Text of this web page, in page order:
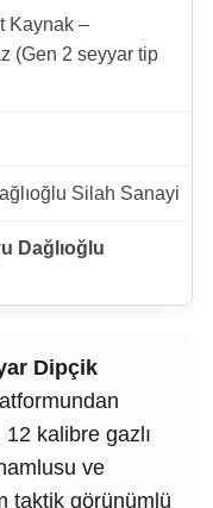
Kaynak –
(Gen 2 seyyar tip
Silah Sanayi
Dağlıoğlu
Dipçik
kalibre gazlı
ve
taktik görünümlü